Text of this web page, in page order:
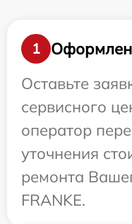
1
Оставьте
сервисного
оператор
уточнения
ремонта
FRANKE.